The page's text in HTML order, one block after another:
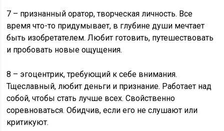
7 – признанный оратор, творческая личность. Все
время что-то придумывает, в глубине души мечтает
быть изобретателем. Любит готовить, путешествовать
и пробовать новые ощущения.
8 – эгоцентрик, требующий к себе внимания.
Тщеславный, любит деньги и признание. Работает над
собой, чтобы стать лучше всех. Свойственно
соревноваться. Обидчив, если его не слушают или
критикуют.